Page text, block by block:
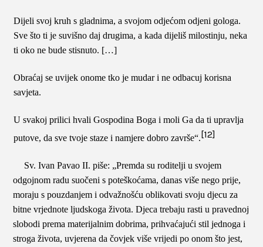
Dijeli svoj kruh s gladnima, a svojom odjećom odjeni gologa.
Sve što ti je suvišno daj drugima, a kada dijeliš milostinju, neka
ti oko ne bude stisnuto. […]
Obraćaj se uvijek onome tko je mudar i ne odbacuj korisna
savjeta.
U svakoj prilici hvali Gospodina Boga i moli Ga da ti upravlja
putove, da sve tvoje staze i namjere dobro završe“.[12]
Sv. Ivan Pavao II. piše: „Premda su roditelji u svojem
odgojnom radu suočeni s poteškoćama, danas više nego prije,
moraju s pouzdanjem i odvažnošću oblikovati svoju djecu za
bitne vrjednote ljudskoga života. Djeca trebaju rasti u pravednoj
slobodi prema materijalnim dobrima, prihvaćajući stil jednoga i
stroga života, uvjerena da čovjek više vrijedi po onom što jest,